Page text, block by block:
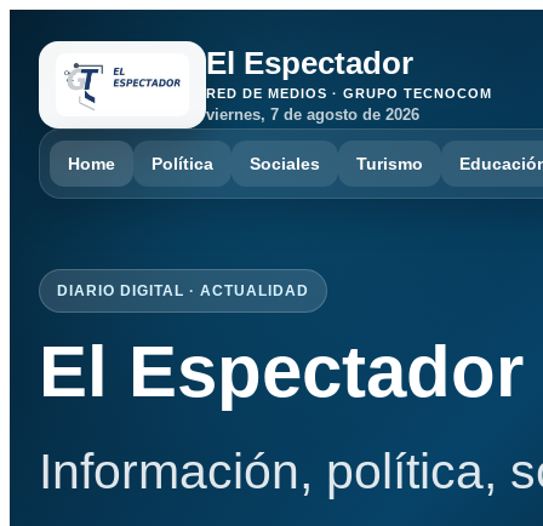
El Espectador
RED DE MEDIOS · GRUPO TECNOCOM
viernes, 7 de agosto de 2026
Home Política Sociales Turismo
DIARIO DIGITAL · ACTUALIDAD
El Espectador
Información, política,